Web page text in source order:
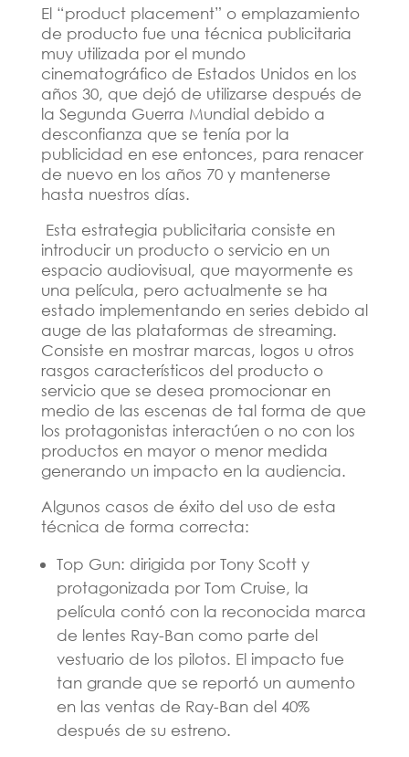
El “product placement” o emplazamiento
de producto fue una técnica publicitaria
muy utilizada por el mundo
cinematográfico de Estados Unidos en los
años 30, que dejó de utilizarse después de
la Segunda Guerra Mundial debido a
desconfianza que se tenía por la
publicidad en ese entonces, para renacer
de nuevo en los años 70 y mantenerse
hasta nuestros días.
Esta estrategia publicitaria consiste en
introducir un producto o servicio en un
espacio audiovisual, que mayormente es
una película, pero actualmente se ha
estado implementando en series debido al
auge de las plataformas de streaming.
Consiste en mostrar marcas, logos u otros
rasgos característicos del producto o
servicio que se desea promocionar en
medio de las escenas de tal forma de que
los protagonistas interactúen o no con los
productos en mayor o menor medida
generando un impacto en la audiencia.
Algunos casos de éxito del uso de esta
técnica de forma correcta:
Top Gun: dirigida por Tony Scott y
protagonizada por Tom Cruise, la
película contó con la reconocida marca
de lentes Ray-Ban como parte del
vestuario de los pilotos. El impacto fue
tan grande que se reportó un aumento
en las ventas de Ray-Ban del 40%
después de su estreno.